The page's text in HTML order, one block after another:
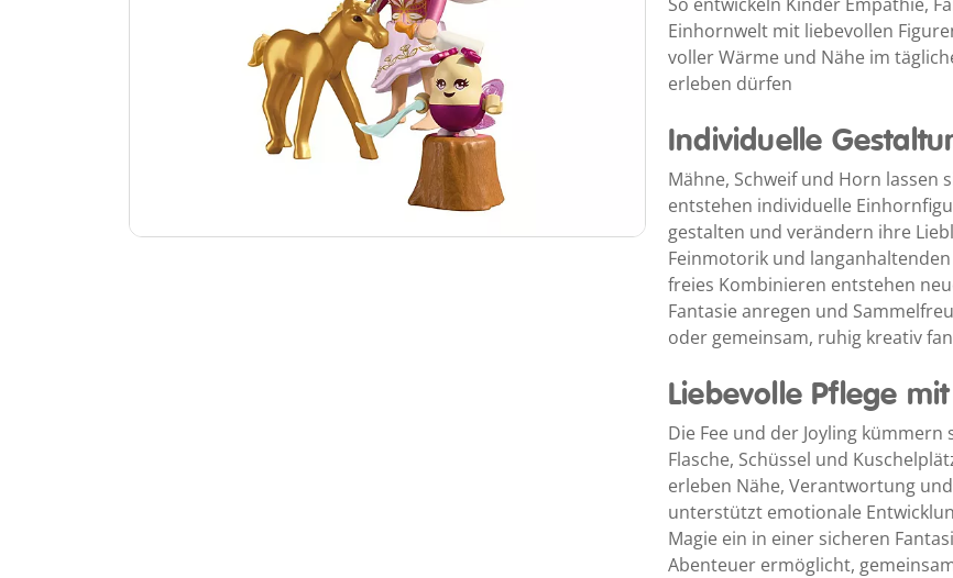
Einhornwelt mit liebevollen
voller Wärme und Nähe im
erleben dürfen
Individuelle
Mähne, Schweif und Horn lassen
entstehen individuelle
gestalten und verändern ihre
Feinmotorik und
freies Kombinieren entstehen
Fantasie anregen und
oder gemeinsam, ruhig kreativ
Liebevolle Pflege
Die Fee und der Joyling
Flasche, Schüssel und
erleben Nähe, Verantwortung
unterstützt emotionale
Magie ein in einer sicheren
Abenteuer ermöglicht,